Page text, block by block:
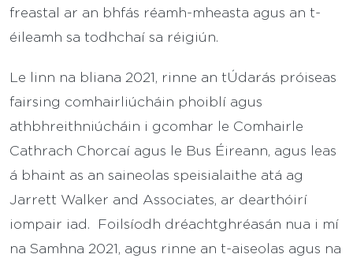
freastal ar an bhfás réamh-mheasta agus an t-
éileamh sa todhchaí sa réigiún.
Le linn na bliana 2021, rinne an tÚdarás próiseas
fairsing comhairliúcháin phoiblí agus
athbhreithniúcháin i gcomhar le Comhairle
Cathrach Chorcaí agus le Bus Éireann, agus leas
á bhaint as an saineolas speisialaithe atá ag
Jarrett Walker and Associates, ar dearthóirí
iompair iad. Foilsíodh dréachtghréasán nua i mí
na Samhna 2021, agus rinne an t-aiseolas agus na